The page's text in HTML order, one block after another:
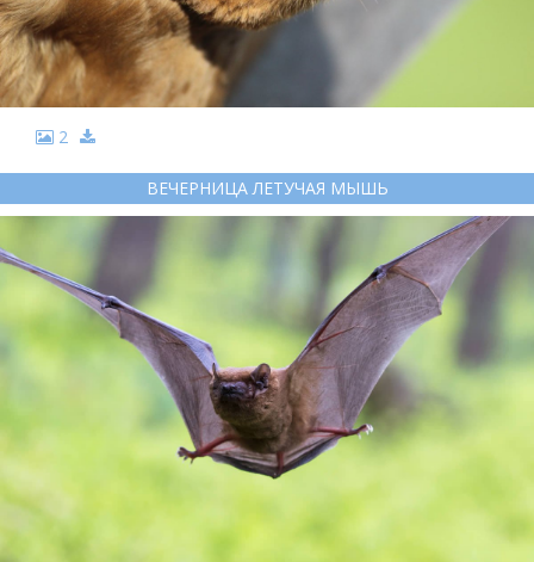
2
ВЕЧЕРНИЦА ЛЕТУЧАЯ МЫШЬ